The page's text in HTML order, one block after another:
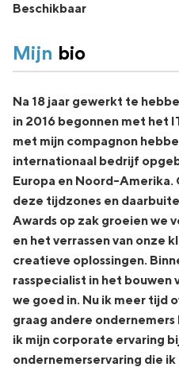
Beschikbaar
Mijn bio
Na 18 jaar gewerkt te
in 2016 begonnen met het
met mijn compagnon
internationaal bedrijf
Europa en Noord-Amerika.
deze tijdzones en
Awards op zak groeien we
en het verrassen van onze
creatieve oplossingen.
rasspecialist in het bouwen
we goed in. Nu ik meer tijd
graag andere
ik mijn corporate ervaring
ondernemerservaring die